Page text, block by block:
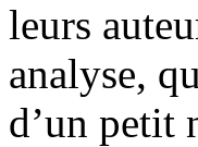
leurs
analyse,
d’un petit